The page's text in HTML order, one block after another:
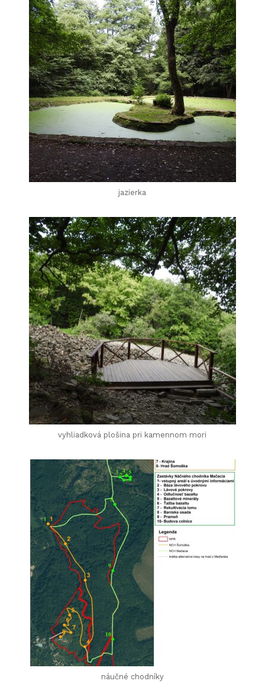
jazierka
vyhliadková plošina pri kamennom mori
náučné chodníky